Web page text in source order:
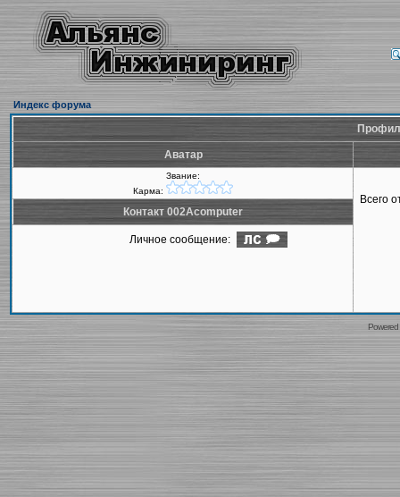
Индекс форума
Аватар
Звание:
Карма:
Всего
Контакт 002Acomputer
Личное сообщение: